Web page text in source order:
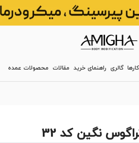
گالری راهنمای خرید مقالات محصولات عمده
نگین کد 32